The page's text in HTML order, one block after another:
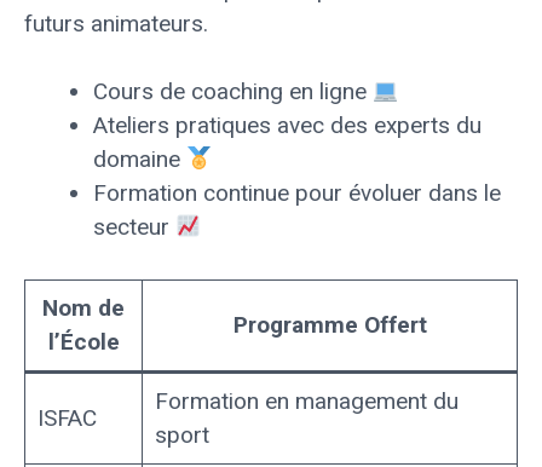
futurs animateurs.
Cours de coaching en ligne
Ateliers pratiques avec des experts du
domaine
Formation continue pour évoluer dans le
secteur
Nom de
l’École
Programme Offert
ISFAC
Formation en management du
sport